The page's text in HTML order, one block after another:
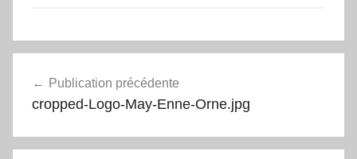
de
Publication précédente
cropped-Logo-May-Enne-Orne.jpg